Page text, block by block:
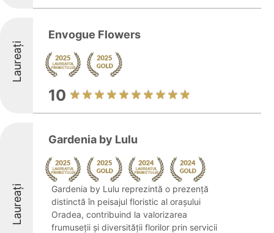
Laureați
Envogue Flowers
10
Laureați
Gardenia by Lulu
Gardenia by Lulu reprezintă o prezență
distinctă în peisajul floristic al orașului
Oradea, contribuind la valorizarea
frumuseții și diversității florilor prin servicii